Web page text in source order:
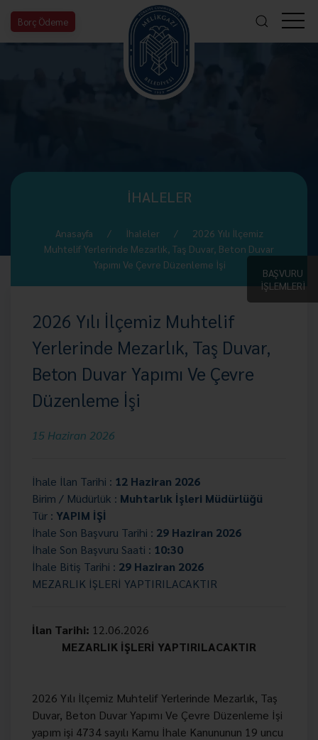
Borç Ödeme
BAŞVURU
İŞLEMLERİ
İHALELER
Anasayfa İhaleler
2026 Yılı İlçemiz
Muhtelif Yerlerinde Mezarlık, Taş Duvar, Beton Duvar
Yapımı Ve Çevre Düzenleme İşi
2026 Yılı İlçemiz Muhtelif
Yerlerinde Mezarlık, Taş Duvar,
Beton Duvar Yapımı Ve Çevre
Düzenleme İşi
15 Haziran 2026
İhale İlan Tarihi : 12 Haziran 2026
Birim / Müdürlük : Muhtarlık İşleri Müdürlüğü
Tür : YAPIM İŞİ
İhale Son Başvuru Tarihi : 29 Haziran 2026
İhale Son Başvuru Saati : 10:30
İhale Bitiş Tarihi : 29 Haziran 2026
MEZARLIK İŞLERİ YAPTIRILACAKTIR
İlan Tarihi: 12.06.2026
MEZARLIK İŞLERİ YAPTIRILACAKTIR
2026 Yılı İlçemiz Muhtelif Yerlerinde Mezarlık, Taş
Duvar, Beton Duvar Yapımı Ve Çevre Düzenleme İşi
yapım işi 4734 sayılı Kamu İhale Kanununun 19 uncu